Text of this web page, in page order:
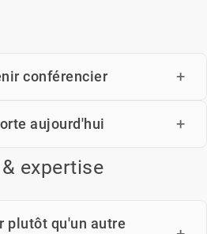
conférencier
aujourd'hui
expertise
plutôt qu'un autre